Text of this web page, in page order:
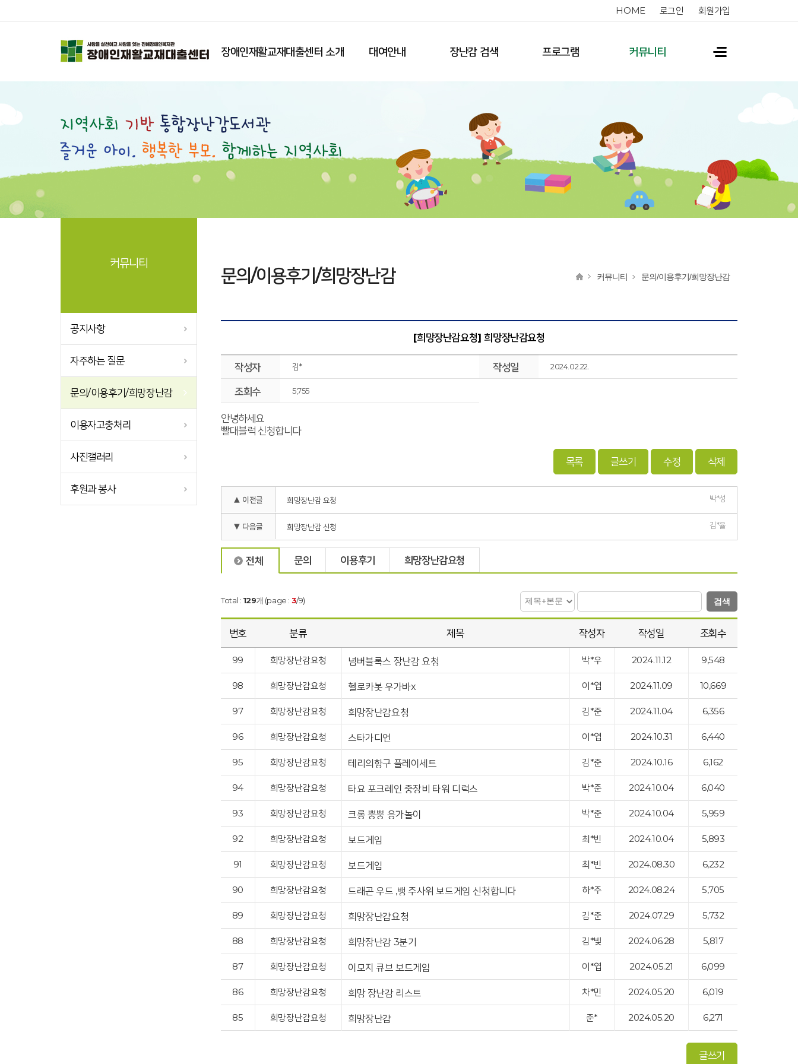
HOME 로그인 회원가입
장애인재활교재대출센터 소개 대여안내 장난감 검색 프로그램 커뮤니티
커뮤니티
공지사항
자주하는 질문
문의/이용후기/희망장난감
이용자고충처리
사진갤러리
후원과 봉사
문의/이용후기/희망장난감 커뮤니티 문의/이용후기/희망장난감
[희망장난감요청] 희망장난감요청
작성자 김* 작성일 2024.02.22.
조회수 5,755
안녕하세요
빨대블럭 신청합니다
목록 글쓰기 수정 삭제
▲ 이전글 희망장난감 요청 박*성
▼ 다음글 희망장난감 신청 김*율
전체 문의 이용후기 희망장난감요청
Total : 129개 (page : 3/9) 검색
번호 분류 제목 작성자 작성일 조회수
99 희망장난감요청 넘버블록스 장난감 요청 박*우 2024.11.12 9,548
98 희망장난감요청 헬로카봇 우가바x 이*엽 2024.11.09 10,669
97 희망장난감요청 희망장난감요청 김*준 2024.11.04 6,356
96 희망장난감요청 스타가디언 이*엽 2024.10.31 6,440
95 희망장난감요청 테리의항구 플레이세트 김*준 2024.10.16 6,162
94 희망장난감요청 타요 포크레인 중장비 타워 디럭스 박*준 2024.10.04 6,040
93 희망장난감요청 크롱 뿡뿡 응가놀이 박*준 2024.10.04 5,959
92 희망장난감요청 보드게임 최*빈 2024.10.04 5,893
91 희망장난감요청 보드게임 최*빈 2024.08.30 6,232
90 희망장난감요청 드래곤 우드 ,뱅 주사위 보드게임 신청합니다 하*주 2024.08.24 5,705
89 희망장난감요청 희망장난감요청 김*준 2024.07.29 5,732
88 희망장난감요청 희망장난감 3분기 김*빛 2024.06.28 5,817
87 희망장난감요청 이모지 큐브 보드게임 이*엽 2024.05.21 6,099
86 희망장난감요청 희망 장난감 리스트 차*민 2024.05.20 6,019
85 희망장난감요청 희망장난감 준* 2024.05.20 6,271
글쓰기